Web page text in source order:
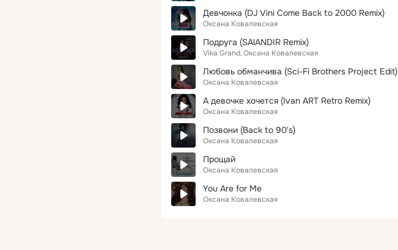
Девчонка (DJ Vini Come Back to 2000 Remix)
Оксана Ковалевская
Подруга (SAlANDIR Remix)
Vika Grand Оксана Ковалевская
Любовь обманчива (Sci-Fi Brothers Project Edit)
Оксана Ковалевская
А девочке хочется (Ivan ART Retro Remix)
Оксана Ковалевская
Позвони (Back to 90's)
Оксана Ковалевская
Прощай
Оксана Ковалевская
You Are for Me
Оксана Ковалевская